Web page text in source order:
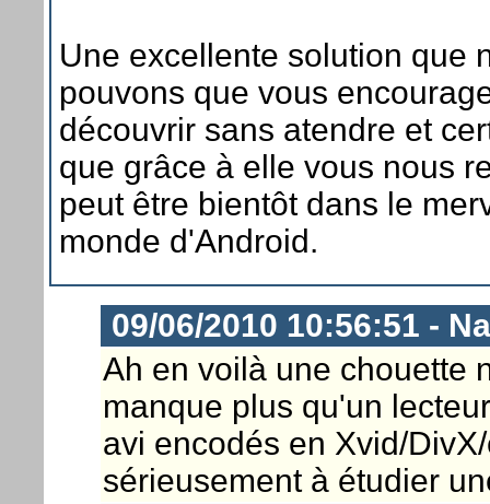
Une excellente solution que
pouvons que vous
découvrir sans atendre et
que grâce à elle vous nous
peut être bientôt dans le
monde d'Android.
09/06/2010 10:56:51 -
Ah en voilà une chouette
manque plus qu'un
avi encodés en Xvid/
sérieusement à étudier